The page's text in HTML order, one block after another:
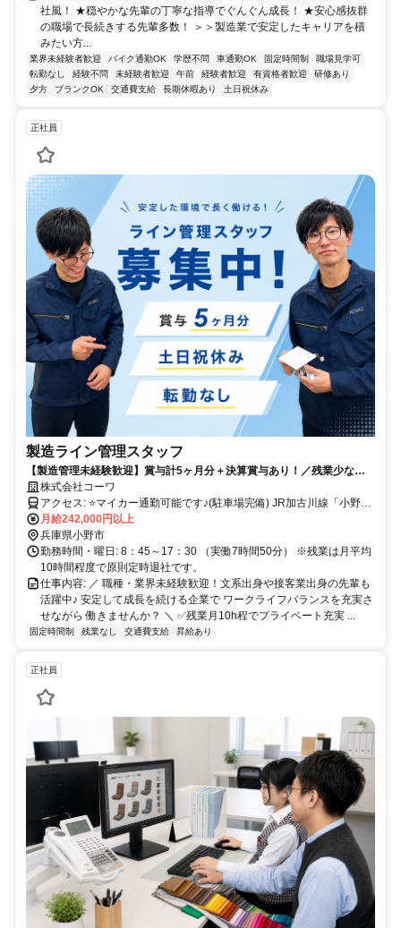
社風！ ★穏やかな先輩の丁寧な指導でぐんぐん成長！ ★安心感抜群
の職場で長続きする先輩多数！ ＞＞製造業で安定したキャリアを積
みたい方...
業界未経験者歓迎 バイク通勤OK 学歴不問 車通勤OK 固定時間制
職場見学可
転勤なし
経験不問 未経験者歓迎 午前 経験者歓迎 有資格者歓迎
研修あり
夕方
ブランクOK 交通費支給 長期休暇あり 土日祝休み
正社員
製造ライン管理スタッフ
【製造管理未経験歓迎】賞与計5ヶ月分＋決算賞与あり！／残業少なめ
／基本土日祝休み＆長期休暇あり／転勤なし／マイカー通勤可・駐車場
完備
株式会社コーワ
アクセス: ⭐マイカー通勤可能です♪(駐車場完備) JR加古川線「小野町
駅」から徒歩15分
月給242,000円以上
兵庫県小野市
勤務時間・曜日: 8：45～17：30 （実働7時間50分） ※残業は月平均
10時間程度で原則定時退社です。
仕事内容: ／ 職種・業界未経験歓迎！文系出身や接客業出身の先輩も
活躍中♪ 安定して成長を続ける企業で ワークライフバランスを充実さ
せながら 働きませんか？ ＼ ✅残業月10h程でプライベート充実 ...
固定時間制 残業なし 交通費支給 昇給あり
正社員